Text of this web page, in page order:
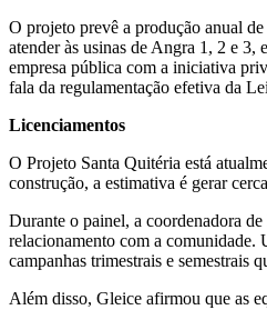
O projeto prevê a produção anual
atender às usinas de Angra 1, 2 e
empresa pública com a iniciativa
fala da regulamentação efetiva da
Licenciamentos
O Projeto Santa Quitéria está
construção, a estimativa é gerar
Durante o painel, a coordenadora
relacionamento com a comunidade.
campanhas trimestrais e semestrais
Além disso, Gleice afirmou que as